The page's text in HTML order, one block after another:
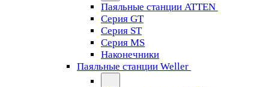
Паяльные станции ATTEN
Серия GT
Серия ST
Серия MS
Наконечники
Паяльные станции Weller